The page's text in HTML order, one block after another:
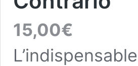
15,00€